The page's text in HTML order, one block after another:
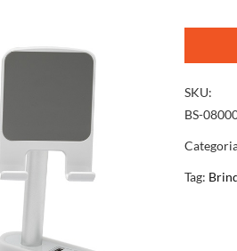
Suporte
Celular
e
SKU:
BS-
Tag: